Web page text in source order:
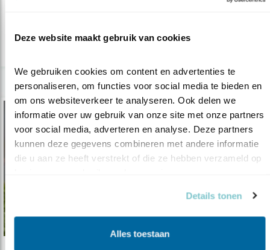
Deze website maakt gebruik van cookies
We gebruiken cookies om content en advertenties te
personaliseren, om functies voor social media te bieden en
om ons websiteverkeer te analyseren. Ook delen we
informatie over uw gebruik van onze site met onze partners
voor social media, adverteren en analyse. Deze partners
kunnen deze gegevens combineren met andere informatie
die u aan ze heeft verstrekt of die ze hebben verzameld op
Details tonen
Alles toestaan